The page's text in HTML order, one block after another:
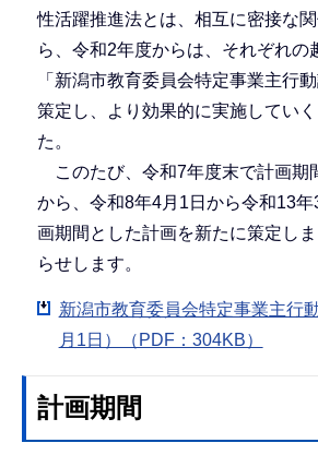
性活躍推進法とは、相互に密接な
ら、令和2年度からは、それぞれの
「新潟市教育委員会特定事業主行
策定し、より効果的に実施してい
た。
このたび、令和7年度末で計画期
から、令和8年4月1日から令和13
画期間とした計画を新たに策定し
らせします。
新潟市教育委員会特定事業主行
月1日）（PDF：304KB）
計画期間